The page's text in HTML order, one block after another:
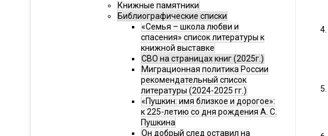
Книжные памятники
Библиографические списки
«Семья – школа любви и
спасения» список литературы к
книжной выставке
СВО на страницах книг (2025г.)
Миграционная политика России
рекомендательный список
литературы (2024-2025 гг.)
«Пушкин: имя близкое и дорогое»:
к 225-летию со дня рождения А. С.
Пушкина
Он добрый след оставил на